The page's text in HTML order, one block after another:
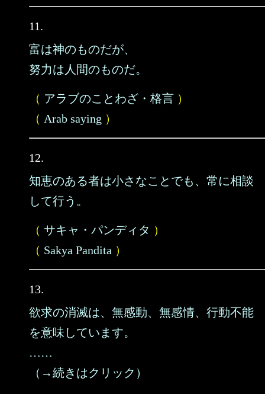
11.
富は神のものだが、
努力は人間のものだ。
（ アラブのことわざ・格言 ）
（ Arab saying ）
12.
知恵のある者は小さなことでも、常に相談
して行う。
（ サキャ・パンディタ ）
（ Sakya Pandita ）
13.
欲求の消滅は、無感動、無感情、行動不能
を意味しています。
……
（→続きはクリック）